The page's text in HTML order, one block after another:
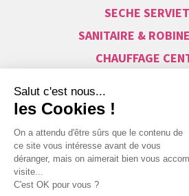
SECHE
SANITAIRE &
CHAUFFAGE
ALARME &
MAISON
VISIOPHONE &
LUMINAIRES &